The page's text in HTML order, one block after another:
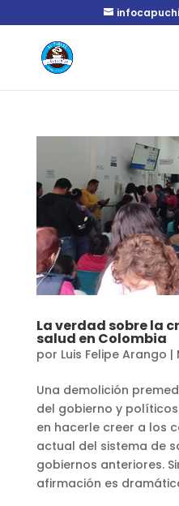
La verdad sobre la
salud en Colombia
por Luis Felipe Arango |
Una demolición
del gobierno y
en hacerle creer a los
actual del sistema de
gobiernos anteriores.
afirmación es